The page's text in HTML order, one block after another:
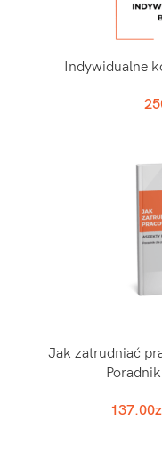
Indywidualne
Jak zatrudniać
137.00